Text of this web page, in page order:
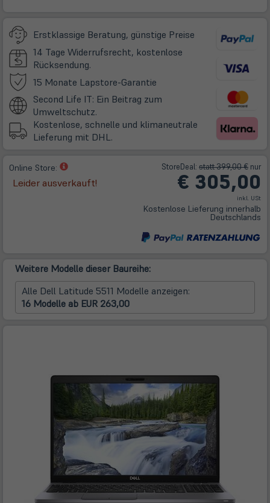
Erstklassige Beratung, günstige Preise
14 Tage Widerrufsrecht, kostenlose
Rücksendung.
15 Monate Lapstore-Garantie
neuem
Second Life IT: Ein Beitrag zum
Umweltschutz.
Kostenlose, schnelle und klimaneutrale
Lieferung mit DHL.
Online Store:
(öffnet
in
neuem
Leider ausverkauft!
StoreDeal: statt 399,00 € nur
€ 305,00
inkl. USt
Kostenlose Lieferung innerhalb
Deutschlands
Weitere Modelle dieser Baureihe:
Alle Dell Latitude 5511 Modelle anzeigen:
16 Modelle ab EUR 263,00